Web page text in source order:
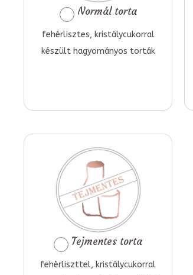
Normál torta
fehérlisztes, kristálycukorral
készült hagyományos torták
Tejmentes torta
fehérliszttel, kristálycukorral